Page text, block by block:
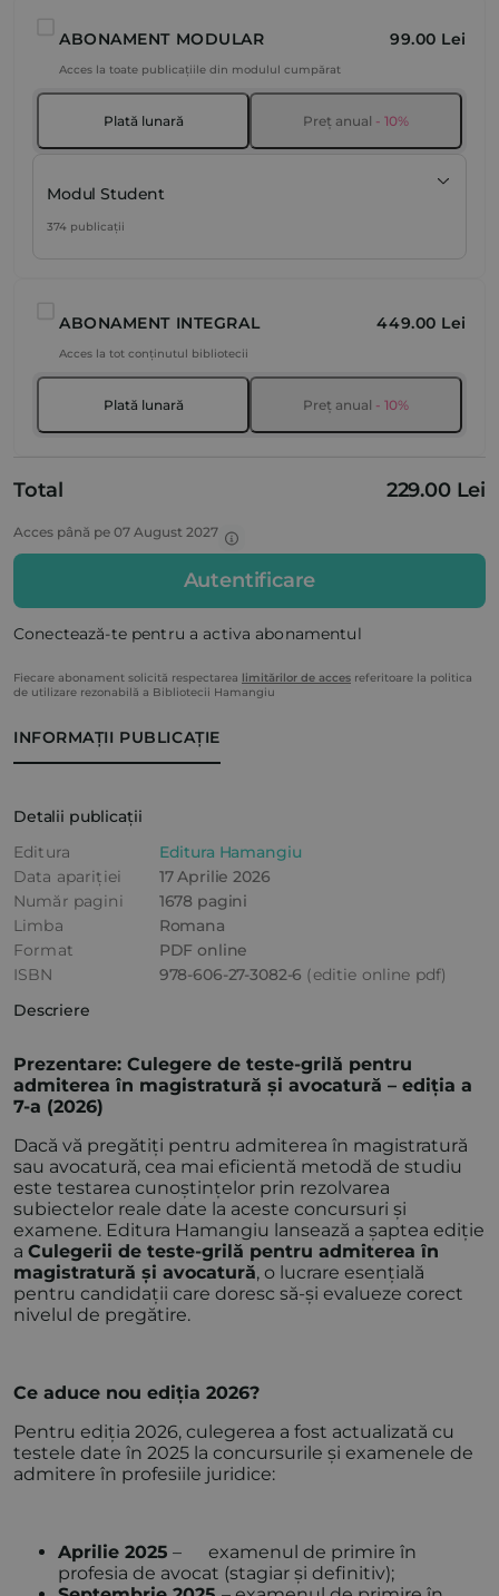
INFORMAȚII PUBLICAȚIE
Detalii publicații
Editura
Editura Hamangiu
Data apariției
17 Aprilie 2026
Număr pagini
1678 pagini
Limba
Romana
Format
PDF online
ISBN
978-606-27-3082-6 (editie online pdf)
Descriere
Prezentare: Culegere de teste-grilă pentru
admiterea în magistratură și avocatură – ediția a
7-a (2026)
Dacă vă pregătiți pentru admiterea în magistratură
sau avocatură, cea mai eficientă metodă de studiu
este testarea cunoștințelor prin rezolvarea
subiectelor reale date la aceste concursuri și
examene. Editura Hamangiu lansează a șaptea ediție
a Culegerii de teste-grilă pentru admiterea în
magistratură și avocatură, o lucrare esențială
pentru candidații care doresc să-și evalueze corect
nivelul de pregătire.
Ce aduce nou ediția 2026?
Pentru ediția 2026, culegerea a fost actualizată cu
testele date în 2025 la concursurile și examenele de
admitere în profesiile juridice:
Aprilie 2025 – examenul de primire în
profesia de avocat (stagiar și definitiv);
ABONAMENT MODULAR 99.00 Lei
Acces la toate publicațiile din modulul cumpărat
Plată lunară Preț anual - 10%
Modul Student
374 publicații
ABONAMENT INTEGRAL 449.00 Lei
Acces la tot conținutul bibliotecii
Plată lunară Preț anual - 10%
Total 229.00 Lei
Acces până pe 07 August 2027
Autentificare
Conectează-te pentru a activa abonamentul
Fiecare abonament solicită respectarea limitărilor de acces referitoare la politica
de utilizare rezonabilă a Bibliotecii Hamangiu